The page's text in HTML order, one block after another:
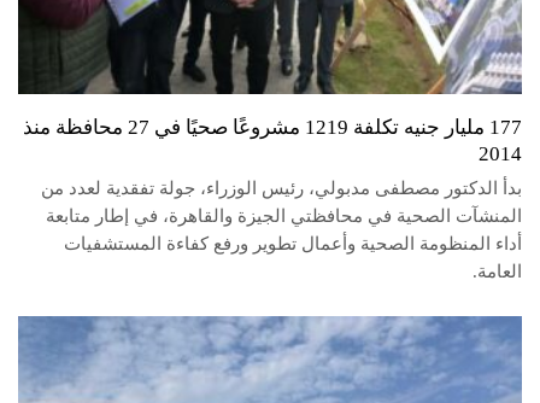
177 مليار جنيه تكلفة 1219 مشروعًا صحيًا في 27 محافظة منذ
2014
بدأ الدكتور مصطفى مدبولي، رئيس الوزراء، جولة تفقدية لعدد من
المنشآت الصحية في محافظتي الجيزة والقاهرة، في إطار متابعة
أداء المنظومة الصحية وأعمال تطوير ورفع كفاءة المستشفيات
العامة.